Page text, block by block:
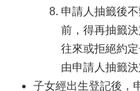
申請人抽籤後
前，得再抽籤
往來或拒絕約
由申請人抽籤
子女經出生登記後，